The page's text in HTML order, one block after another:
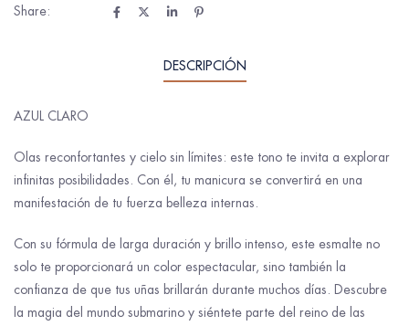
Share:
DESCRIPCIÓN
AZUL CLARO
Olas reconfortantes y cielo sin límites: este tono te invita a explorar
infinitas posibilidades. Con él, tu manicura se convertirá en una
manifestación de tu fuerza belleza internas.
Con su fórmula de larga duración y brillo intenso, este esmalte no
solo te proporcionará un color espectacular, sino también la
confianza de que tus uñas brillarán durante muchos días. Descubre
la magia del mundo submarino y siéntete parte del reino de las